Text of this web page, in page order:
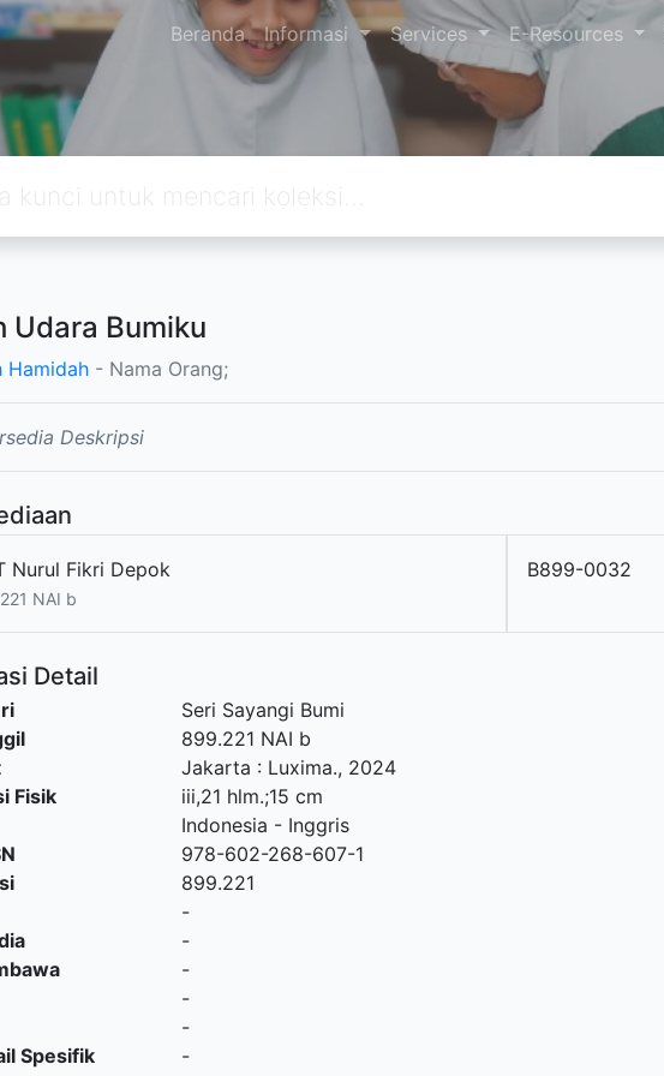
Beranda Informasi Services E-Resources
Udara Bumiku
Hamidah - Nama Orang;
Deskripsi
Nurul Fikri Depok
NAI b
B899-0032
Detail
Seri Sayangi Bumi
899.221 NAI b
Jakarta : Luxima., 2024
Fisik
iii,21 hlm.;15 cm
Indonesia - Inggris
978-602-268-607-1
899.221
-
-
-
-
-
Spesifik
-